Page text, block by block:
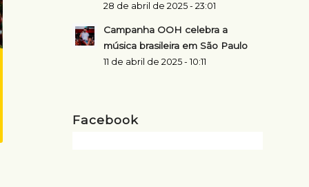
28 de abril de 2025 - 23:01
Campanha OOH celebra a
música brasileira em São Paulo
11 de abril de 2025 - 10:11
Facebook